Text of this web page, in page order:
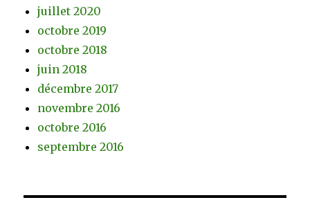
juillet 2020
octobre 2019
octobre 2018
juin 2018
décembre 2017
novembre 2016
octobre 2016
septembre 2016